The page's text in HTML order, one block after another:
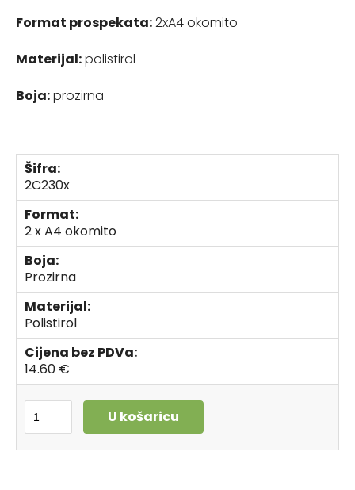
Format prospekata:2xA4 okomito
Materijal:polistirol
Boja:prozirna
Šifra:
2C230x
Format:
2 x A4 okomito
Boja:
Prozirna
Materijal:
Polistirol
Cijena bez PDVa:
14.60 €
U košaricu